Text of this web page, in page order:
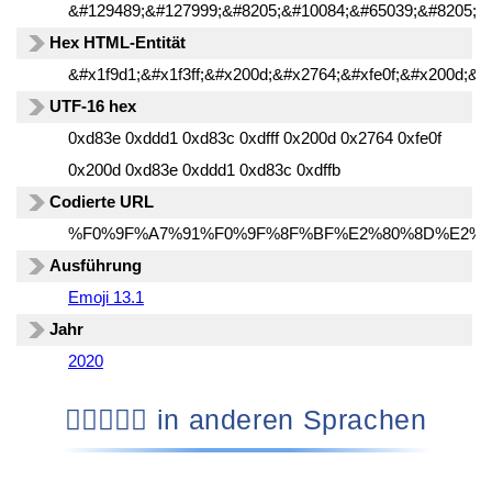
Hex HTML-Entität
UTF-16 hex
0xd83e 0xddd1 0xd83c 0xdfff 0x200d 0x2764 0xfe0f
0x200d 0xd83e 0xddd1 0xd83c 0xdffb
Codierte URL
Ausführung
Emoji 13.1
Jahr
2020
🧑🏿‍❤️‍🧑🏻 in anderen Sprachen